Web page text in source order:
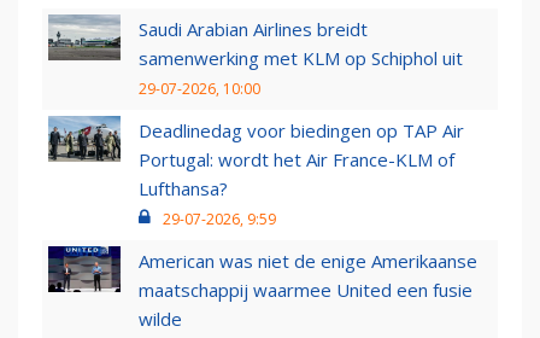
Saudi Arabian Airlines breidt
samenwerking met KLM op Schiphol uit
29-07-2026, 10:00
Deadlinedag voor biedingen op TAP Air
Portugal: wordt het Air France-KLM of
Lufthansa?
29-07-2026, 9:59
American was niet de enige Amerikaanse
maatschappij waarmee United een fusie
wilde